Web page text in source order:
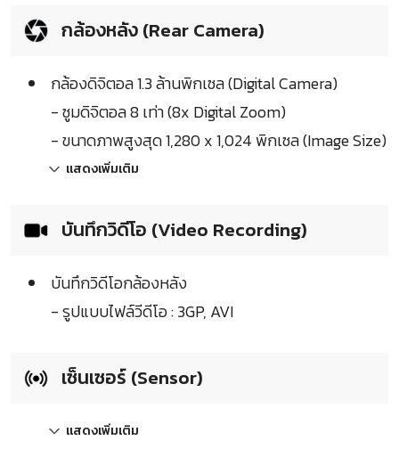
กล้องหลัง (Rear Camera)
กล้องดิจิตอล 1.3 ล้านพิกเซล (Digital Camera)
- ซูมดิจิตอล 8 เท่า (8x Digital Zoom)
- ขนาดภาพสูงสุด 1,280 x 1,024 พิกเซล (Image Size)
แสดงเพิ่มเติม
บันทึกวิดีโอ (Video Recording)
บันทึกวิดีโอกล้องหลัง
- รูปแบบไฟล์วีดีโอ : 3GP, AVI
เซ็นเซอร์ (Sensor)
แสดงเพิ่มเติม